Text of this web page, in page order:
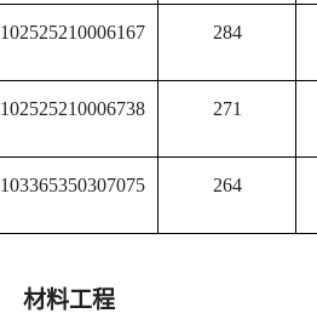
102525210006167 284
102525210006738 271
103365350307075 264
材料工程